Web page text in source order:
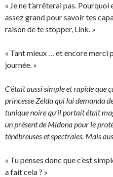
« Je ne t’arrêterai pas.
assez grand pour savoir tes
raison de te stopper, Link. »
« Tant mieux … et encore merci
journée. »
C’était aussi simple et rapide que
princesse Zelda qui lui demanda
tunique noire qu’il portait était
un présent de Midona pour le
ténébreuses et spectrales. Mais
« Tu penses donc que c’est
a fait cela ? »